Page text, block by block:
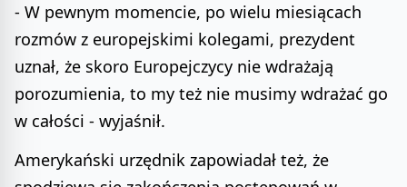
- W pewnym momencie, po wielu miesiącach
rozmów z europejskimi kolegami, prezydent
uznał, że skoro Europejczycy nie wdrażają
porozumienia, to my też nie musimy wdrażać go
w całości - wyjaśnił.
Amerykański urzędnik zapowiadał też, że